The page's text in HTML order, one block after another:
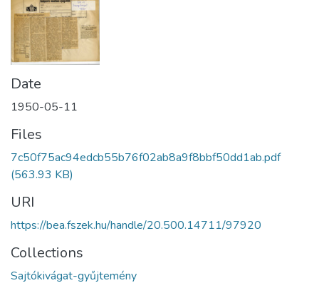
About us
Date
1950-05-11
Files
7c50f75ac94edcb55b76f02ab8a9f8bbf50dd1ab.pdf
(563.93 KB)
URI
https://bea.fszek.hu/handle/20.500.14711/97920
Collections
Sajtókivágat-gyűjtemény